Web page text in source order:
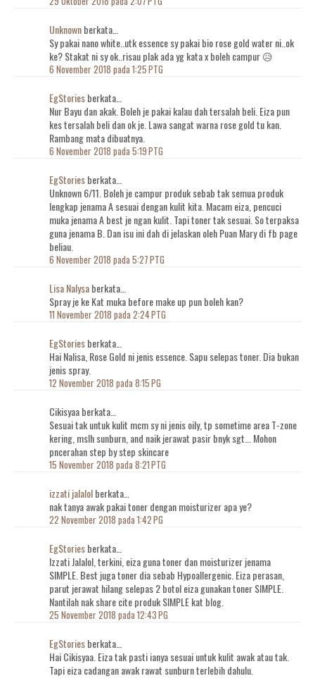
Unknownberkata…
Sy pakai nano white..utk essence sy pakai bio rose gold water ni..ok
ke? Stakat ni sy ok..risau plak ada yg kata x boleh campur 😥
6 November 2018 pada 1:25 PTG
EgStoriesberkata…
Nur Bayu dan akak. Boleh je pakai kalau dah tersalah beli. Eiza pun
kes tersalah beli dan ok je. Lawa sangat warna rose gold tu kan.
Rambang mata dibuatnya.
6 November 2018 pada 5:19 PTG
EgStoriesberkata…
Unknown 6/11. Boleh je campur produk sebab tak semua produk
lengkap jenama A sesuai dengan kulit kita. Macam eiza, pencuci
muka jenama A best je ngan kulit. Tapi toner tak sesuai. So terpaksa
guna jenama B. Dan isu ini dah di jelaskan oleh Puan Mary di fb page
beliau.
6 November 2018 pada 5:27 PTG
Lisa Nalysaberkata…
Spray je ke Kat muka before make up pun boleh kan?
11 November 2018 pada 2:24 PTG
EgStoriesberkata…
Hai Nalisa, Rose Gold ni jenis essence. Sapu selepas toner. Dia bukan
jenis spray.
12 November 2018 pada 8:15 PG
Cikisyaa berkata…
Sesuai tak untuk kulit mcm sy ni jenis oily, tp sometime area T-zone
kering, mslh sunburn, and naik jerawat pasir bnyk sgt... Mohon
pncerahan step by step skincare
15 November 2018 pada 8:21 PTG
izzati jalalolberkata…
nak tanya awak pakai toner dengan moisturizer apa ye?
22 November 2018 pada 1:42 PG
EgStoriesberkata…
Izzati Jalalol, terkini, eiza guna toner dan moisturizer jenama
SIMPLE. Best juga toner dia sebab Hypoallergenic. Eiza perasan,
parut jerawat hilang selepas 2 botol eiza gunakan toner SIMPLE.
Nantilah nak share cite produk SIMPLE kat blog.
25 November 2018 pada 12:43 PG
EgStoriesberkata…
Hai Cikisyaa. Eiza tak pasti ianya sesuai untuk kulit awak atau tak.
Tapi eiza cadangan awak rawat sunburn terlebih dahulu.